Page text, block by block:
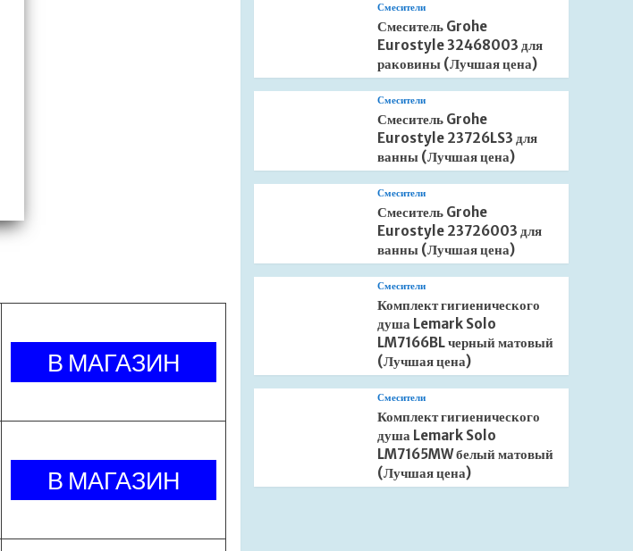
Смесители
Смеситель Grohe
Eurostyle 32468003 для
раковины (Лучшая цена)
Смесители
Смеситель Grohe
Eurostyle 23726LS3 для
ванны (Лучшая цена)
Смесители
Смеситель Grohe
Eurostyle 23726003 для
ванны (Лучшая цена)
Смесители
Комплект гигиенического
душа Lemark Solo
LM7166BL черный матовый
(Лучшая цена)
Смесители
Комплект гигиенического
душа Lemark Solo
LM7165MW белый матовый
(Лучшая цена)